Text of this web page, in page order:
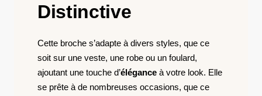
Distinctive
Cette broche s’adapte à divers styles, que ce
soit sur une veste, une robe ou un foulard,
ajoutant une touche d’élégance à votre look. Elle
se prête à de nombreuses occasions, que ce